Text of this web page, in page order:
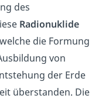
des
Radionuklide
die Formung
von
der Erde
überstanden. Die